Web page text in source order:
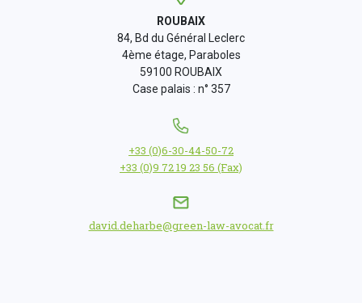
ROUBAIX
84, Bd du Général Leclerc
4ème étage, Paraboles
59100 ROUBAIX
Case palais : n° 357
+33 (0)6-30-44-50-72
+33 (0)9 72 19 23 56 (Fax)
david.deharbe@green-law-avocat.fr